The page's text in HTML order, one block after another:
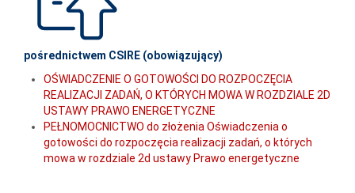
pośrednictwem CSIRE (obowiązujący)
OŚWIADCZENIE O GOTOWOŚCI DO ROZPOCZĘCIA
REALIZACJI ZADAŃ, O KTÓRYCH MOWA W ROZDZIALE 2D
USTAWY PRAWO ENERGETYCZNE
PEŁNOMOCNICTWO do złożenia Oświadczenia o
gotowości do rozpoczęcia realizacji zadań, o których
mowa w rozdziale 2d ustawy Prawo energetyczne